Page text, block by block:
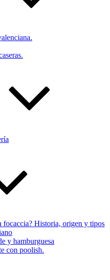
Historia, origen y tipos
y hamburguesa
con poolish.